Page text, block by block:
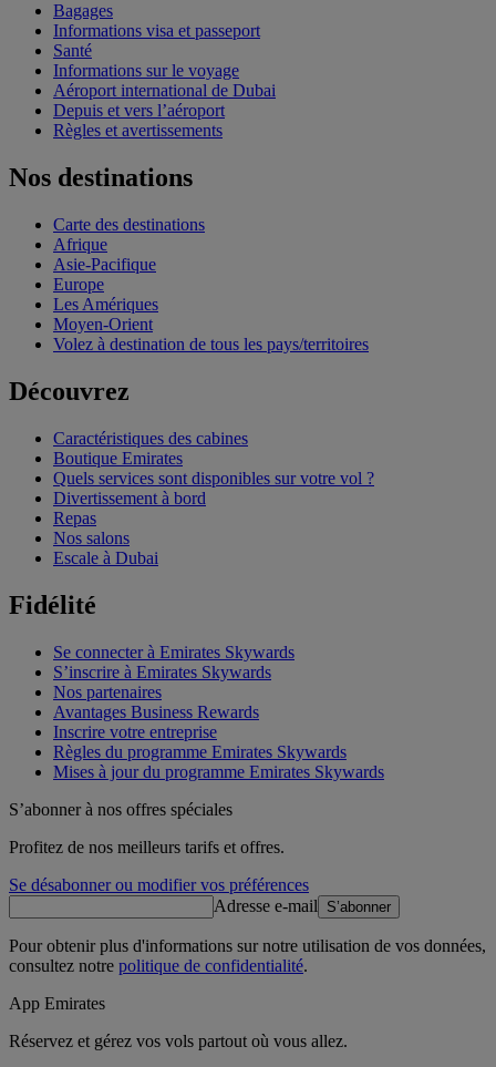
Bagages
Informations visa et passeport
Santé
Informations sur le voyage
Aéroport international de Dubai
Depuis et vers l’aéroport
Règles et avertissements
Nos destinations
Carte des destinations
Afrique
Asie-Pacifique
Europe
Les Amériques
Moyen-Orient
Volez à destination de tous les pays/territoires
Découvrez
Caractéristiques des cabines
Boutique Emirates
Quels services sont disponibles sur votre vol ?
Divertissement à bord
Repas
Nos salons
Escale à Dubai
Fidélité
Se connecter à Emirates Skywards
S’inscrire à Emirates Skywards
Nos partenaires
Avantages Business Rewards
Inscrire votre entreprise
Règles du programme Emirates Skywards
Mises à jour du programme Emirates Skywards
S’abonner à nos offres spéciales
Profitez de nos meilleurs tarifs et offres.
Se désabonner ou modifier vos préférences
Adresse e-mail
S’abonner
Pour obtenir plus d'informations sur notre utilisation de vos données,
consultez notre politique de confidentialité.
App Emirates
Réservez et gérez vos vols partout où vous allez.